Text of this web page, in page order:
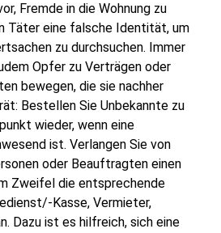
Fremde in die Wohnung zu
Täter eine falsche Identität, um
zu durchsuchen. Immer
Opfer zu Verträgen oder
bewegen, die sie nachher
Bestellen Sie Unbekannte zu
wieder, wenn eine
ist. Verlangen Sie von
oder Beauftragten einen
Zweifel die entsprechende
Kasse, Vermieter,
Dazu ist es hilfreich, sich eine